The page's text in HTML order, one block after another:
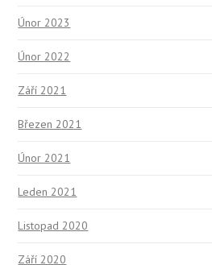
Únor 2023
Únor 2022
Září 2021
Březen 2021
Únor 2021
Leden 2021
Listopad 2020
Září 2020